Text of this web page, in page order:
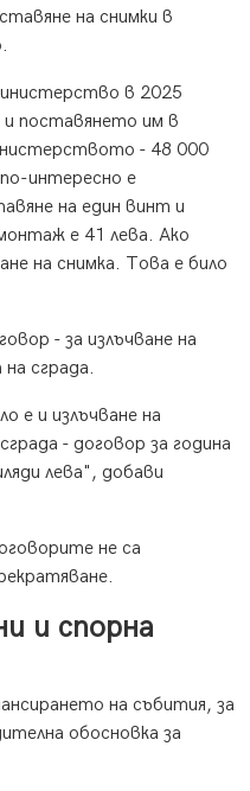
на снимки в
в 2025
и поставянето им в
- 48 000
интересно е
на един винт и
е 41 лева. Ако
на снимка. Това е било
- за излъчване на
сграда.
е и излъчване на
- договор за година
лева", добави
не са
и спорна
на събития, за
обосновка за